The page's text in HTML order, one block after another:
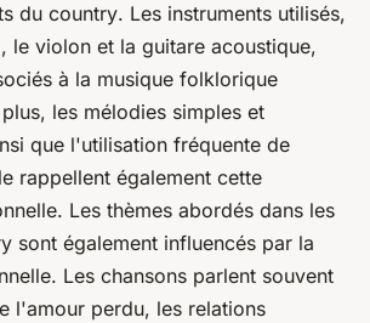
du country. Les instruments utilisés,
le violon et la guitare acoustique,
à la musique folklorique
les mélodies simples et
que l'utilisation fréquente de
rappellent également cette
Les thèmes abordés dans les
sont également influencés par la
Les chansons parlent souvent
l'amour perdu, les relations